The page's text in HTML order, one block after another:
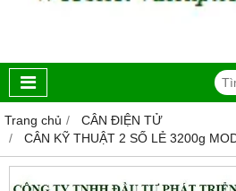
Trang chủ
CÂN ĐIỆN TỬ
CÂN KỸ THUẬT 2 SỐ LẺ 3200g